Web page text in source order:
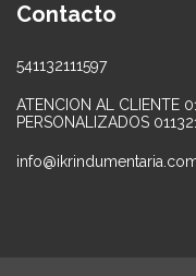
Contacto
541132111597
ATENCION AL CLIENTE
PERSONALIZADOS